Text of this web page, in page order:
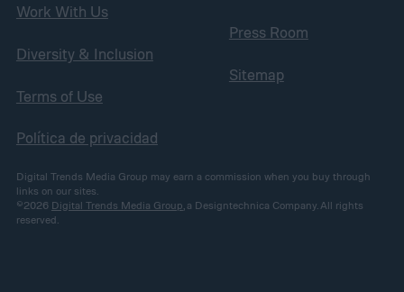
Work With Us
Diversity & Inclusion
Terms of Use
Política de privacidad
Press Room
Sitemap
Digital Trends Media Group may earn a commission when you buy through
links on our sites.
©2026 Digital Trends Media Group, a Designtechnica Company. All rights
reserved.